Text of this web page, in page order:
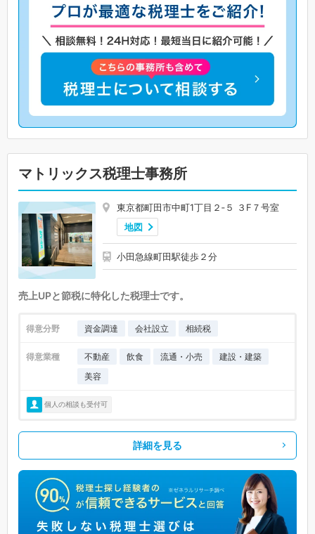
マトリックス税理士事務所
東京都町田市中町1丁目２‐５ ３F７号室
地図
小田急線町田駅徒歩２分
売上UPと節税に特化した税理士です。
得意分野 資金調達 会社設立 相続税
得意業種 不動産 飲食 流通・小売
建設・建築
美容
個人の相談も受付可
詳細を見る